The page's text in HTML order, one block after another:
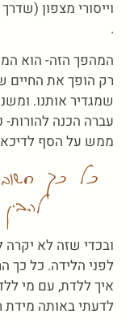
וייסורי מצפון
.
המהפך הזה- הוא
רק הופך את החיים
שמגדיר אותנו.
עברה הכנה להורות-
ממש על הסף
כל כך חשוב
ובכדי שזה לא יקרה
לפני הלידה. כל כך
איך ללדת, עם מי
לדעתי באותה מידת